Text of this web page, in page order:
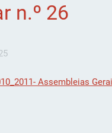
n.º 26
Assembleias